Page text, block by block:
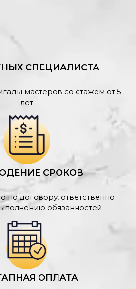
СПЕЦИАЛИСТА
мастеров со стажем от 5
лет
СРОКОВ
по договору, ответственно
обязанностей
ОПЛАТА